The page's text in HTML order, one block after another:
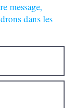
message,
dans les